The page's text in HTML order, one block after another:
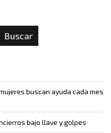
Buscar
buscan ayuda cada mes
bajo llave y golpes